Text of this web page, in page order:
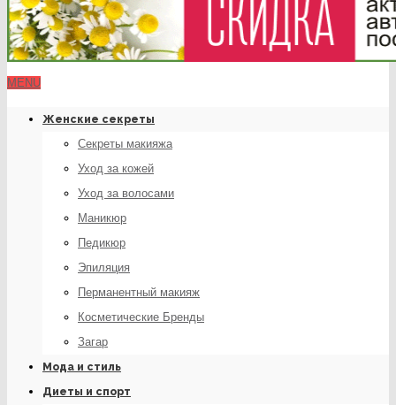
MENU
Женские секреты
Секреты макияжа
Уход за кожей
Уход за волосами
Маникюр
Педикюр
Эпиляция
Перманентный макияж
Косметические Бренды
Загар
Мода и стиль
Диеты и спорт